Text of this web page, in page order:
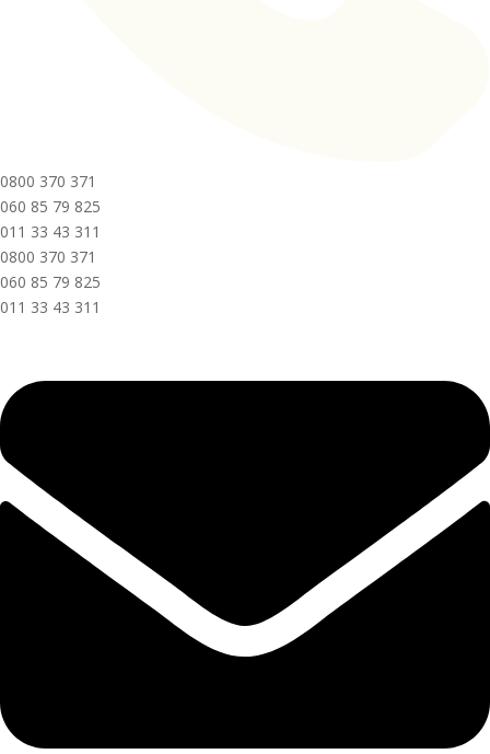
0800 370 371
060 85 79 825
011 33 43 311
0800 370 371
060 85 79 825
011 33 43 311